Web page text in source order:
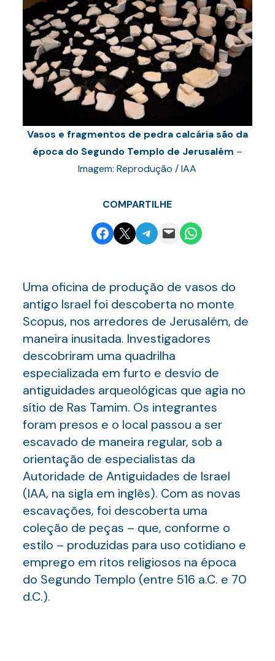
Vasos e fragmentos de pedra calcária são da
época do Segundo Templo de Jerusalém –
Imagem: Reprodução / IAA
COMPARTILHE
Share on Facebook
Email this PageShare on Telegram
Email this PageShare on WhatsApp
Uma oficina de produção de vasos do
antigo Israel foi descoberta no monte
Scopus, nos arredores de Jerusalém, de
maneira inusitada. Investigadores
descobriram uma quadrilha
especializada em furto e desvio de
antiguidades arqueológicas que agia no
sítio de Ras Tamim. Os integrantes
foram presos e o local passou a ser
escavado de maneira regular, sob a
orientação de especialistas da
Autoridade de Antiguidades de Israel
(IAA, na sigla em inglês). Com as novas
escavações, foi descoberta uma
coleção de peças – que, conforme o
estilo – produzidas para uso cotidiano e
emprego em ritos religiosos na época
do Segundo Templo (entre 516 a.C. e 70
d.C.).